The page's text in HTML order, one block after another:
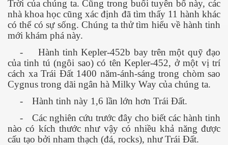
Trời của chúng ta. Cũng trong buổi tuyên bố này, các
nhà khoa học cũng xác định đã tìm thấy 11 hành khác
có thể có sự sống. Chúng ta thử tìm hiểu về hành tinh
mới khám phá này.
-
Hành tinh Kepler-452b bay trên một quỹ đạo
của tinh tú (ngôi sao) có tên Kepler-452, ở một vị trí
cách xa Trái Đất 1400 năm-ánh-sáng trong chòm sao
Cygnus trong dãi ngân hà Milky Way của chúng ta.
-
Hành tinh này 1,6 lần lớn hơn Trái Đất.
-
Các nghiên cứu trước đây cho biết các hành tinh
nào có kích thước như vậy có nhiều khả năng được
cấu tạo bởi nham thạch (đá, rocks), như Trái Đất.